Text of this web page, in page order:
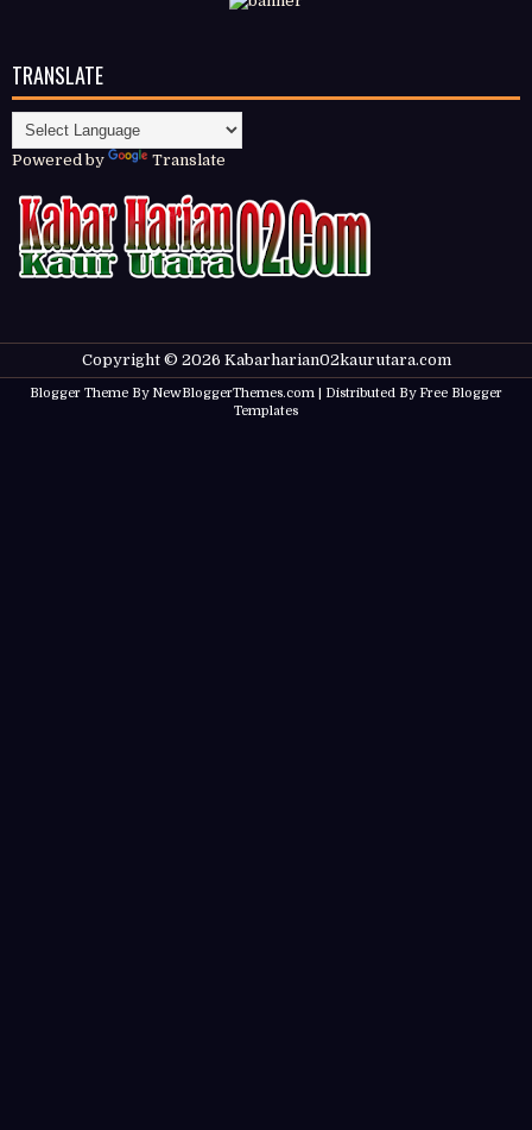
TRANSLATE
Powered by Translate
Copyright © 2026 Kabarharian02kaurutara.com
Blogger Theme By NewBloggerThemes.com | Distributed ByFree Blogger
Templates